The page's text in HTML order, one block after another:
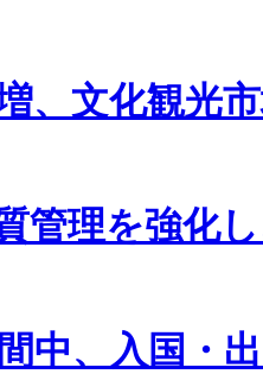
、文化観光
管理を強化
中、入国・